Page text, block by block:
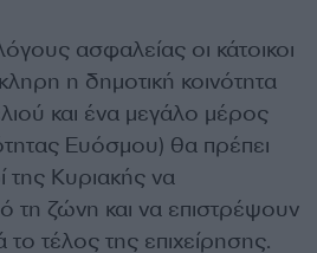
ασφαλείας οι κάτοικοι
η δημοτική κοινότητα
και ένα μεγάλο μέρος
Ευόσμου) θα πρέπει
της Κυριακής να
τη ζώνη και να επιστρέψουν
το τέλος της επιχείρησης.